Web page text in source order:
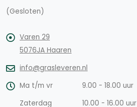
(Gesloten)
Varen 29
5076JA Haaren
info@grasleveren.nl
Ma t/m vr
9.00 - 18.00 uur
Zaterdag
10.00 - 16.00 uur